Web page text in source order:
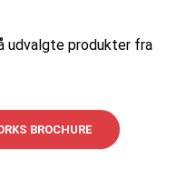
udvalgte produkter fra
BROCHURE